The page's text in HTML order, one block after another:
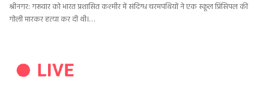
श्रीनगर: गरूवार को भारत प्रशासित कश्मीर में संदिग्ध चरमपंथियों ने एक स्कूल प्रिंसिपल की
गोली मारकर हत्या कर दी थी।…